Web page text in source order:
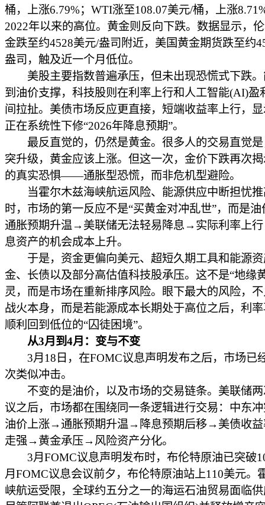
桶，上涨6.79%；WTI涨至108.07美元/桶，上涨
2022年以来的高位。黄金则反向下跌。数据显示，
金跌至约4528美元/盎司附近，美国黄金期货跌至约
盎司，触及近一个月低位。
美股主要指数普遍承压，但未出现恐慌式下跌。
到油价支撑，科技股则在利率上行和人工智能(AI)盈
间拉扯。美债市场反应更直接，短端收益率上行，
正在系统性下修“2026年降息预期”。
最反直觉的，仍然是黄金。很多人的交易直觉是
突升级，黄金应该上涨。但这一次，金价下跌再次
的真实恐惧——通胀型恐慌，而非危机型避险。
当霍尔木兹海峡航运风险、能源供应中断担忧推
时，市场的第一反应不是“买黄金对冲乱世”，而是
通胀预期升温→美联储无法轻易降息→实际利率上
息资产的机会成本上升。
于是，资金更偏向美元、超短久期工具和能源资
金、长债以及部分高估值科技股承压。这不是“地缘
灵，而是市场在重新排序风险。眼下最大的风险，
战火本身，而是若能源成本长期处于高位之后，利
顺利回到低位的“囚徒困境”。
从3月到4月：变与不变
3月18日，在FOMC议息声明发布之后，市场已
次类似冲击。
不变的是油价，以及市场的交易链条。美联储两
议之后，市场都在围绕同一条逻辑进行交易：中东
油价上涨→通胀预期升温→降息预期后移→美债收益
走强→黄金承压→风险资产分化。
3月FOMC议息声明发布时，布伦特原油已突破
月FOMC议息会议前夕，布伦特原油站上110美元。
峡航运受限，全球约五分之一的海运石油贸易面临